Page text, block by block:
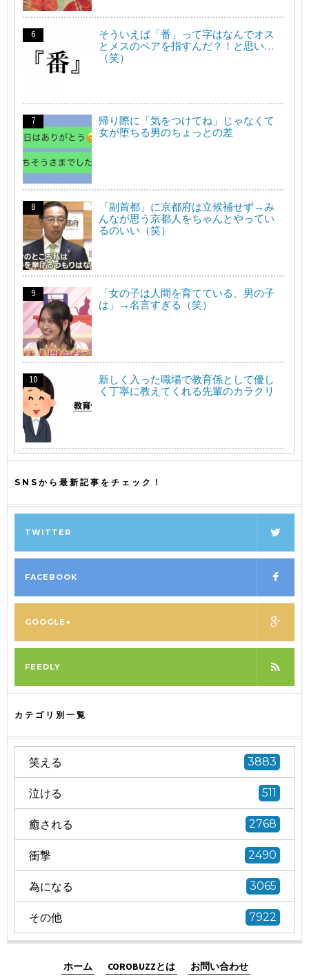
そういえば「番」って字はなんでオス
とメスのペアを指すんだ？！と思い…
（笑）
帰り際に「気をつけてね」じゃなくて
女が堕ちる男のちょっとの差
「副首都」に京都府は立候補せず→み
んなが思う京都人をちゃんとやってい
るのいい（笑）
「女の子は人間を育てている、男の子
は」→名言すぎる（笑）
新しく入った職場で教育係として優し
く丁寧に教えてくれる先輩のカラクリ
SNSから最新記事をチェック！
TWITTER
FACEBOOK
GOOGLE+
FEEDLY
カテゴリ別一覧
笑える 3883
泣ける 511
癒される 2768
衝撃 2490
為になる 3065
その他 7922
ホーム COROBUZZとは お問い合わせ